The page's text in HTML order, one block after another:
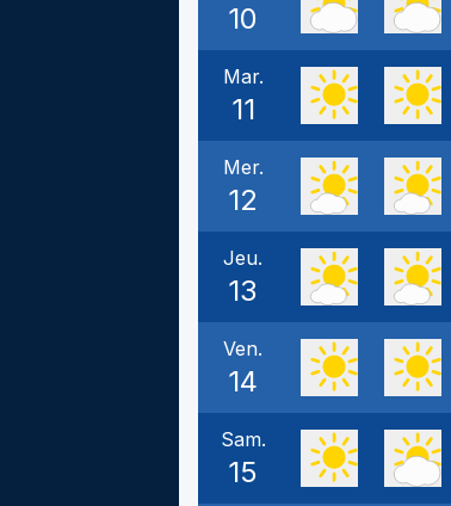
10
Mar.
11
Mer.
12
Jeu.
13
Ven.
14
Sam.
15